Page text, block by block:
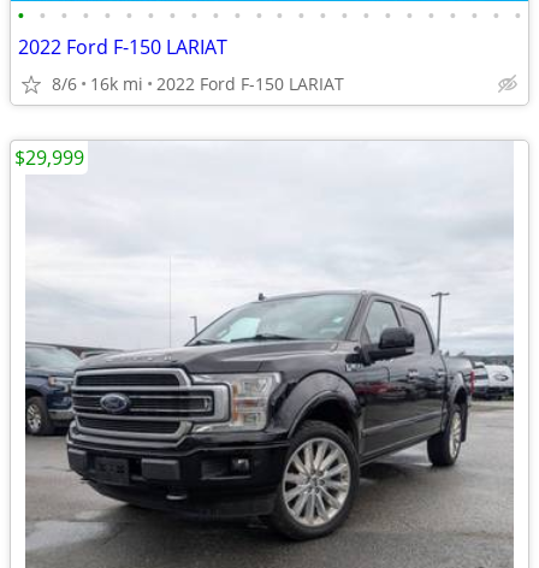
• • • • • • • • • • • • • • • • • • • • • • • •
2022 Ford F-150 LARIAT
8/6 16k mi 2022 Ford F-150 LARIAT
$29,999